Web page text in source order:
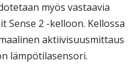
myös vastaavia
Sense 2 -kelloon. Kellossa
aktiivisuusmittaus
lämpötilasensori.